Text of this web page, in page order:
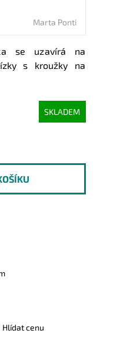
Marta Ponti
se uzavírá na
s kroužky na
SKLADEM
Hlídat cenu